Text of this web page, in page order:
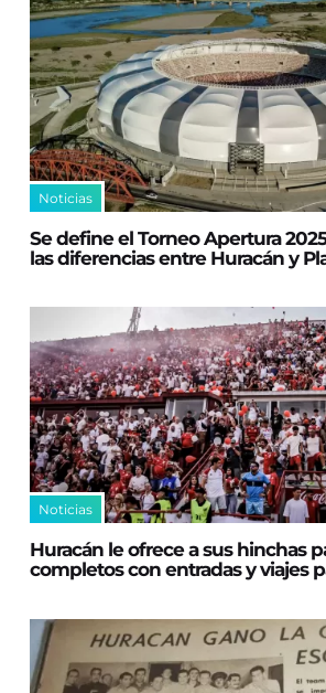
Noticias
Se define el Torneo Apertura
las diferencias entre Huracán y
Noticias
Huracán le ofrece a sus hinchas
completos con entradas y viajes